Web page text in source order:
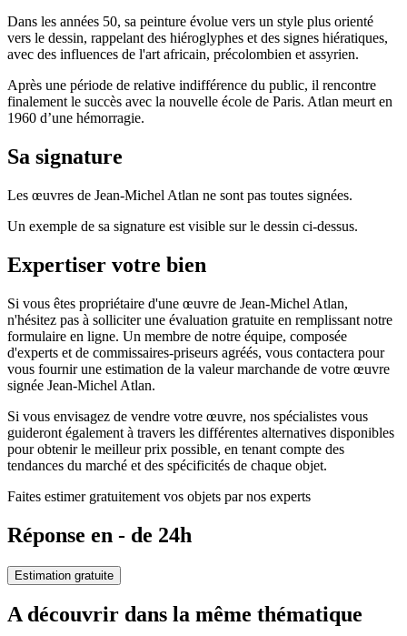
Dans les années 50, sa peinture évolue vers un style plus orienté
vers le dessin, rappelant des hiéroglyphes et des signes hiératiques,
avec des influences de l'art africain, précolombien et assyrien.
Après une période de relative indifférence du public, il rencontre
finalement le succès avec la nouvelle école de Paris. Atlan meurt en
1960 d’une hémorragie.
Sa signature
Les œuvres de Jean-Michel Atlan ne sont pas toutes signées.
Un exemple de sa signature est visible sur le dessin ci-dessus.
Expertiser votre bien
Si vous êtes propriétaire d'une œuvre de Jean-Michel Atlan,
n'hésitez pas à solliciter une évaluation gratuite en remplissant notre
formulaire en ligne. Un membre de notre équipe, composée
d'experts et de commissaires-priseurs agréés, vous contactera pour
vous fournir une estimation de la valeur marchande de votre œuvre
signée Jean-Michel Atlan.
Si vous envisagez de vendre votre œuvre, nos spécialistes vous
guideront également à travers les différentes alternatives disponibles
pour obtenir le meilleur prix possible, en tenant compte des
tendances du marché et des spécificités de chaque objet.
Faites estimer gratuitement vos objets par nos experts
Réponse en - de 24h
Estimation gratuite
A découvrir dans la même thématique